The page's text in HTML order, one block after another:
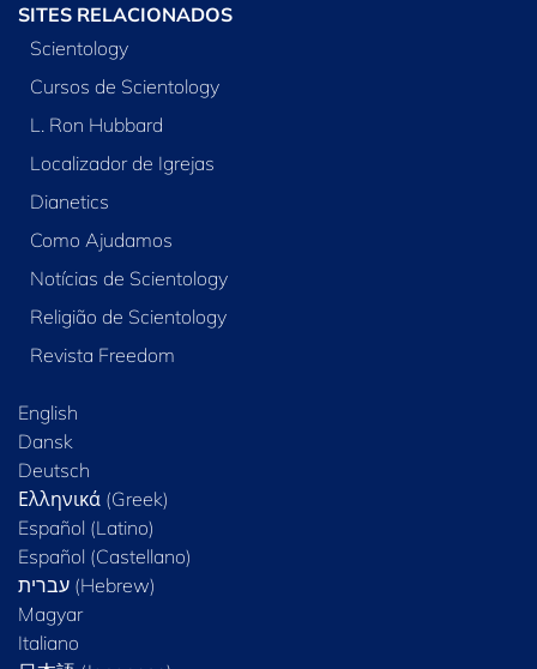
SITES RELACIONADOS
Scientology
Cursos de Scientology
L. Ron Hubbard
Localizador de Igrejas
Dianetics
Como Ajudamos
Notícias de Scientology
Religião de Scientology
Revista Freedom
English
Dansk
Deutsch
Ελληνικά (Greek)
Español (Latino)
Español (Castellano)
Magyar
Italiano